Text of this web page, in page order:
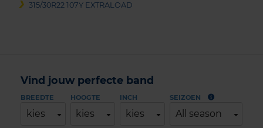
315/30R22 107Y EXTRALOAD
Vind jouw perfecte band
BREEDTE
kies
HOOGTE
kies
INCH
kies
SEIZOEN
All season